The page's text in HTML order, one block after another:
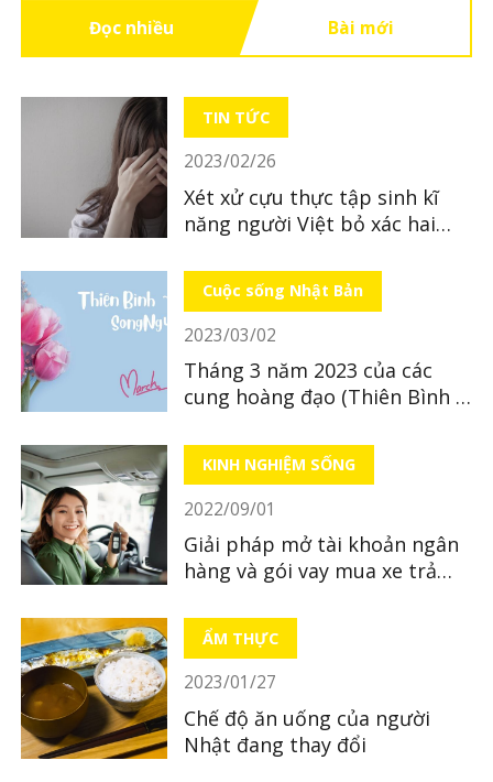
Đọc nhiều Bài mới
TIN TỨC
2023/02/26
Xét xử cựu thực tập sinh kĩ
năng người Việt bỏ xác hai
Cuộc sống Nhật Bản
2023/03/02
Tháng 3 năm 2023 của các
cung hoàng đạo (Thiên Bình ~
KINH NGHIỆM SỐNG
2022/09/01
Giải pháp mở tài khoản ngân
hàng và gói vay mua xe trả
điện thoại
ẨM THỰC
2023/01/27
Chế độ ăn uống của người
Nhật đang thay đổi